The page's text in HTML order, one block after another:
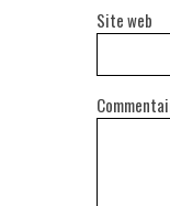
Site web